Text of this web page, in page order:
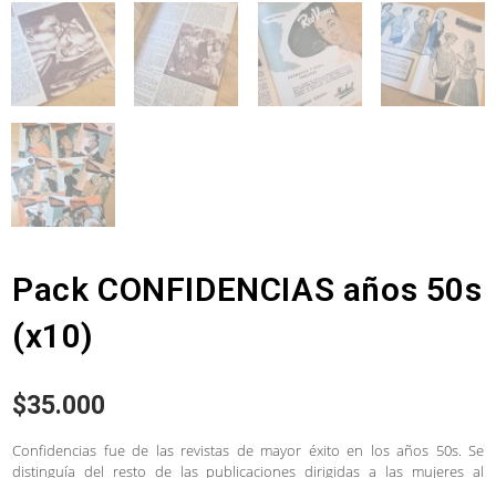
Pack CONFIDENCIAS años 50s
(x10)
$35.000
Confidencias fue de las revistas de mayor éxito en los años 50s. Se
distinguía del resto de las publicaciones dirigidas a las mujeres al